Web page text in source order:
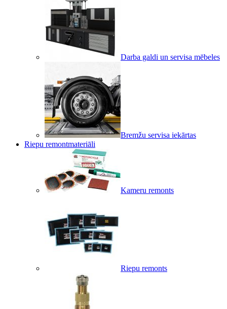
Darba galdi un servisa mēbeles
Bremžu servisa iekārtas
Riepu remontmateriāli
Kameru remonts
Riepu remonts